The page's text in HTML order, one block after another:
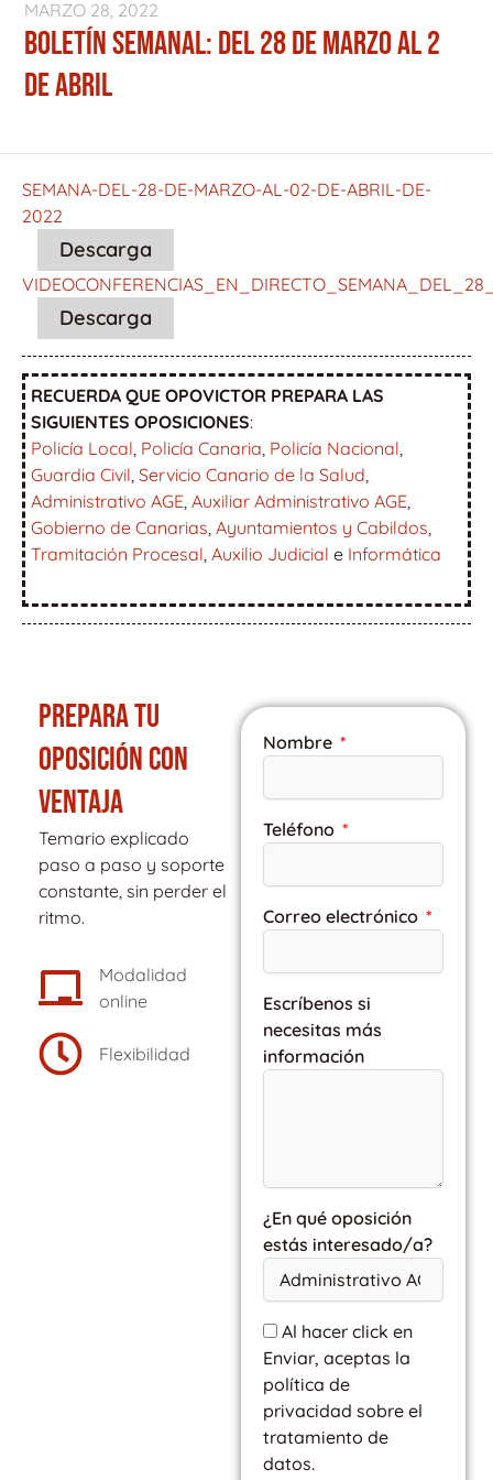
MARZO 28, 2022
BOLETÍN SEMANAL: DEL 28 DE MARZO AL 2
DE ABRIL
SEMANA-DEL-28-DE-MARZO-AL-02-DE-ABRIL-DE-
2022
Descarga
Descarga
RECUERDA QUE OPOVICTOR PREPARA LAS
SIGUIENTES OPOSICIONES:
Policía Local, Policía Canaria, Policía Nacional,
Guardia Civil, Servicio Canario de la Salud,
Administrativo AGE, Auxiliar Administrativo AGE,
Gobierno de Canarias, Ayuntamientos y Cabildos,
Tramitación Procesal, Auxilio Judicial e Informática
PREPARA TU
OPOSICIÓN CON
VENTAJA
Temario explicado
paso a paso y soporte
constante, sin perder el
ritmo.
Modalidad
online
Flexibilidad
Nombre
Teléfono
Correo electrónico
Escríbenos si
necesitas más
información
¿En qué oposición
estás interesado/a?
Al hacer click en
Enviar, aceptas la
política de
privacidad sobre el
tratamiento de
datos.